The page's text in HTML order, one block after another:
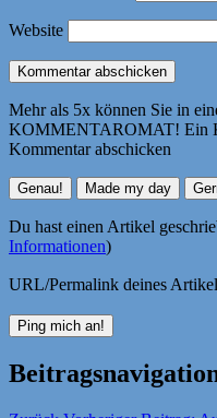
Website
Mehr als 5x können Sie in
KOMMENTAROMAT! Ein
Kommentar abschicken
Du hast einen Artikel
Informationen)
URL/Permalink deines